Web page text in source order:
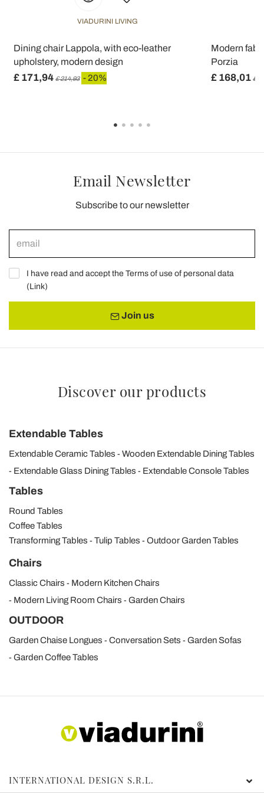
VIADURINI LIVING
Dining chair Lappola, with eco-leather
upholstery, modern design
£ 171,94 £ 214,93 - 20%
Modern
Porzia
£ 168,01 £
Email Newsletter
Subscribe to our newsletter
I have read and accept the Terms of use of personal data
(Link)
Join us
Discover our products
Extendable Tables
Extendable Ceramic Tables
Wooden Extendable Dining Tables
Extendable Glass Dining Tables
Extendable Console Tables
Tables
Round Tables
Coffee Tables
Transforming Tables
Tulip Tables Outdoor Garden Tables
Chairs
Classic Chairs
Modern Kitchen Chairs
Modern Living Room Chairs
Garden Chairs
OUTDOOR
Garden Chaise Longues Conversation Sets
Garden Sofas
Garden Coffee Tables
INTERNATIONAL DESIGN S.R.L.